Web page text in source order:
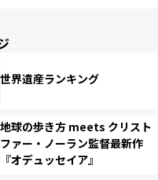
世界遺産ランキング
地球の歩き方 meets クリスト
ファー・ノーラン監督最新作
『オデュッセイア』